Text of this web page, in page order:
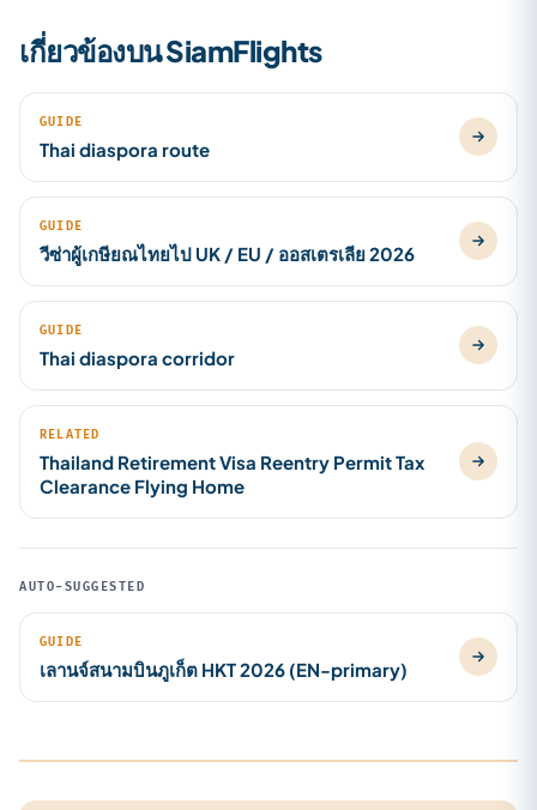
เกี่ยวข้องบน SiamFlights
GUIDE
Thai diaspora route
GUIDE
วีซ่าผู้เกษียณไทยไป UK / EU / ออสเตรเลีย 2026
GUIDE
Thai diaspora corridor
RELATED
Thailand Retirement Visa Reentry Permit Tax
Clearance Flying Home
AUTO-SUGGESTED
GUIDE
เลานจ์สนามบินภูเก็ต HKT 2026 (EN-primary)